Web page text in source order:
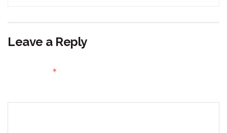
Leave a Reply
*